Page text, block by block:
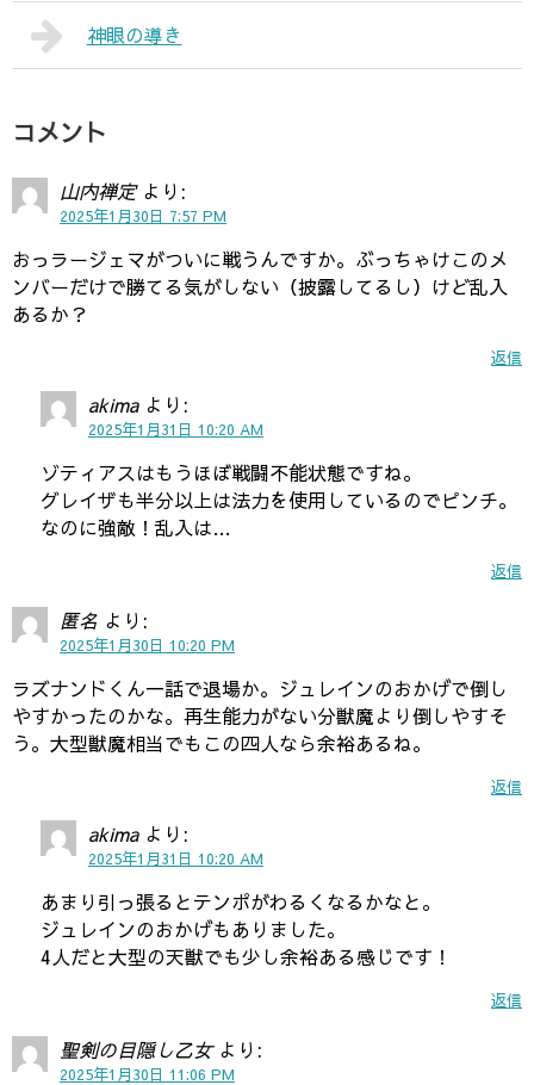
神眼の導き
コメント
山内禅定 より:
2025年1月30日 7:57 PM
おっラージェマがついに戦うんですか。ぶっちゃけこのメ
ンバーだけで勝てる気がしない（披露してるし）けど乱入
あるか？
返信
akima より:
2025年1月31日 10:20 AM
ゾティアスはもうほぼ戦闘不能状態ですね。
グレイザも半分以上は法力を使用しているのでピンチ。
なのに強敵！乱入は…
返信
匿名 より:
2025年1月30日 10:20 PM
ラズナンドくん一話で退場か。ジュレインのおかげで倒し
やすかったのかな。再生能力がない分獣魔より倒しやすそ
う。大型獣魔相当でもこの四人なら余裕あるね。
返信
akima より:
2025年1月31日 10:20 AM
あまり引っ張るとテンポがわるくなるかなと。
ジュレインのおかげもありました。
4人だと大型の天獣でも少し余裕ある感じです！
返信
聖剣の目隠し乙女 より:
2025年1月30日 11:06 PM